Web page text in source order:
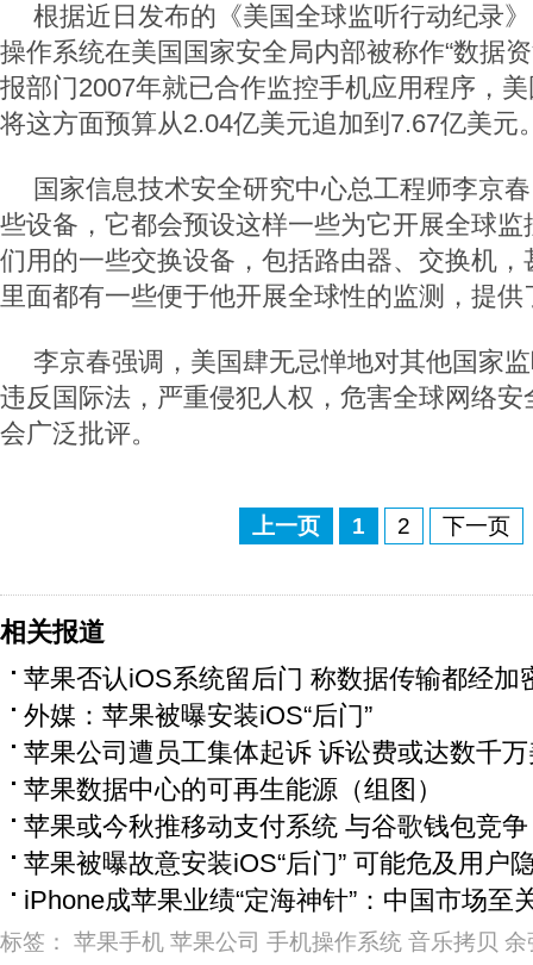
根据近日发布的《美国全球监听行动纪录
操作系统在美国国家安全局内部被称作“数据
报部门2007年就已合作监控手机应用程序，
将这方面预算从2.04亿美元追加到7.67亿美元
国家信息技术安全研究中心总工程师李京
些设备，它都会预设这样一些为它开展全球
们用的一些交换设备，包括路由器、交换机
里面都有一些便于他开展全球性的监测，提供
李京春强调，美国肆无忌惮地对其他国家
违反国际法，严重侵犯人权，危害全球网络
会广泛批评。
上一页 1 2 下一页
相关报道
苹果否认iOS系统留后门 称数据传输都经加
外媒：苹果被曝安装iOS“后门”
苹果公司遭员工集体起诉 诉讼费或达数千
苹果数据中心的可再生能源（组图）
苹果或今秋推移动支付系统 与谷歌钱包竞争
苹果被曝故意安装iOS“后门” 可能危及用户
iPhone成苹果业绩“定海神针”：中国市场至
标签： 苹果手机 苹果公司 手机操作系统 音乐拷贝 余